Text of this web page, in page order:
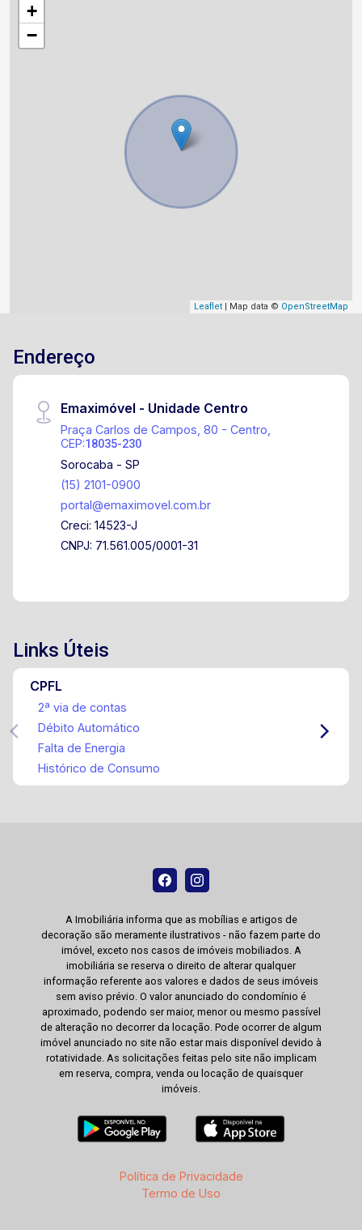
+
−
Leaflet | Map data © OpenStreetMap
Endereço
Emaximóvel - Unidade Centro
Praça Carlos de Campos, 80 - Centro,
CEP:18035-230
Sorocaba - SP
(15) 2101-0900
portal@emaximovel.com.br
Creci: 14523-J
CNPJ: 71.561.005/0001-31
Links Úteis
CPFL
2ª via de contas
Débito Automático
Falta de Energia
Histórico de Consumo
A Imobiliária informa que as mobílias e artigos de
decoração são meramente ilustrativos - não fazem parte do
imóvel, exceto nos casos de imóveis mobiliados. A
imobiliária se reserva o direito de alterar qualquer
informação referente aos valores e dados de seus imóveis
sem aviso prévio. O valor anunciado do condomínio é
aproximado, podendo ser maior, menor ou mesmo passível
de alteração no decorrer da locação. Pode ocorrer de algum
imóvel anunciado no site não estar mais disponível devido à
rotatividade. As solicitações feitas pelo site não implicam
em reserva, compra, venda ou locação de quaisquer
imóveis.
Política de Privacidade
Termo de Uso